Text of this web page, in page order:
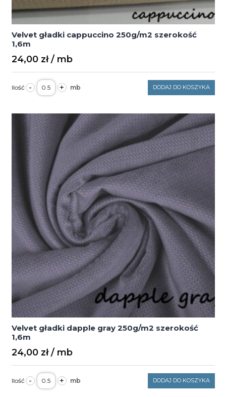
Velvet gładki cappuccino 250g/m2 szerokość
1,6m
24,00 zł
- ilość
Velvet
gładki
250g/m2
szerokość
1,6m
+ DODAJ DO KOSZYKA
Velvet gładki dapple gray 250g/m2 szerokość
1,6m
24,00 zł
- ilość
Velvet
gładki
+ DODAJ DO KOSZYKA